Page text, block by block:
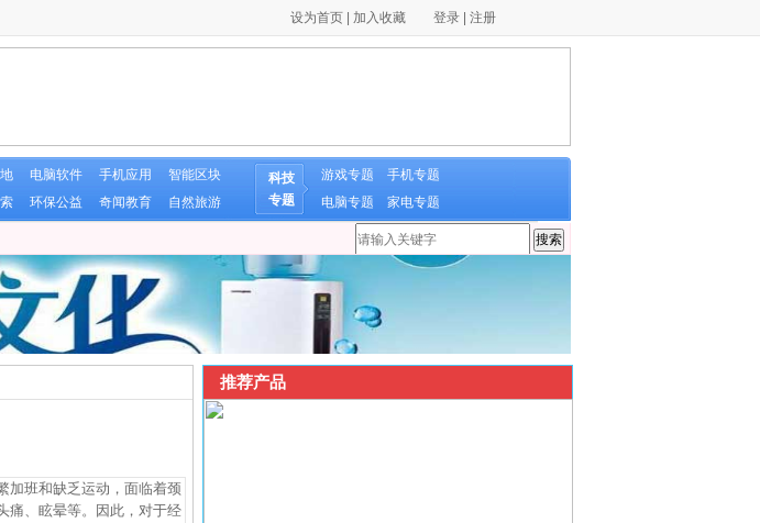
设为首页 加入收藏 登录 注册
电脑软件 手机应用
智能区块
环保公益 奇闻教育 自然旅游
科技
专题
游戏专题
手机专题
电脑专题
家电专题
班和缺乏运动，面临着颈
痛、眩晕等。因此，对于经
推荐产品